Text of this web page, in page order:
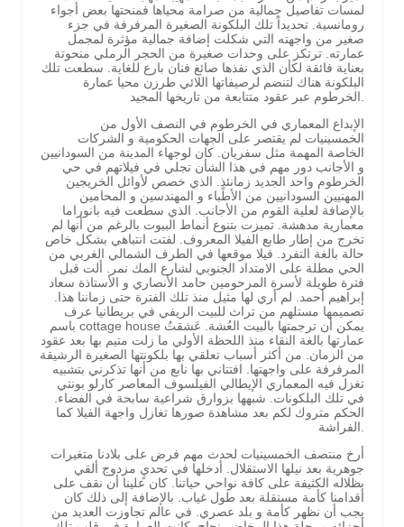
لمسات تفاصيل جمالية من صرامة محياها فمنحتها بعض أجواء
رومانسية. تحديداً تلك البلكونة الصغيرة المرفرفة في جزء
صغير من واجهته التي شكلت إضافة جمالية مؤثرة لمجمل
عمارته. ترتكز على وحدات صغيرة من الحجر الرملي منحوتة
بعناية فائقة لكأن الذي نفذها صائغ فنان بارع للغاية. سطعت تلك
البلكونة هناك لتنضم لرصيفاتها اللائي طرزن محيا عمارة
الإبداع المعماري في الخرطوم في النصف الأول من
الخمسينيات لم يقتصر على الجهات الحكومية و الشركات
الخاصة المهمة مثل سفريان. كان لوجهاء المدينة من السودانيين
و الأجانب دور مهم في هذا الشأن تجلي في فيلاتهم في حي
الخرطوم واحد الجديد زمانئذٍ. الذي خصص لأوائل الخريجين
المهنيين السودانيين من الأطباء و المهندسين و المحامين
بالإضافة لعلية القوم من الأجانب. الذي سطعت فيه بانوراما
معمارية مدهشة. تميزت بتنوع أنماط البيوت بالرغم من أنها لم
تخرج من إطار طابع الفيلا المعروف. لفتت انتباهي بشكل خاص
حالة بالغة التفرد. فيلا موقعها في الطرف الشمالي الغربي من
الحي مطلة على الامتداد الجنوبي لشارع المك نمر. ألت قبل
فترة طويلة لأسرة المرحومين حامد الأنصاري و الأستاذة سعاد
إبراهيم أحمد. لم أري لها مثيل منذ تلك الفترة حتى زماننا هذا.
تصميمها مستلهم من تراث للبيت الريفي في بريطانيا عرف
باسم cottage house يمكن أن ترجمتها بالبيت العُشة. عَشقتُ
عمارتها بالغة النقاء منذ اللحظة الأولي ما زلت متيم بها بعد عقود
من الزمان. من أكثر أسباب تعلقي بها بلكونتها الصغيرة الرشيقة
المرفرفة على واجهتها. افتتاني بها نابع من أنها تذكرني بتشبيه
تغزل فيه المعماري الإيطالي الفيلسوف المعاصر كارلو بونتي
في تلك البلكونات. شبهها بزوارق شراعية سابحة في الفضاء.
الحكم متروك لكم بعد مشاهدة صورها تغازل واجهة الفيلا كما
أرخ منتصف الخمسينيات لحدث مهم فرض على بلادنا متغيرات
جوهرية بعد نيلها الاستقلال. أدخلها في تحديٍ مزدوج ألقي
بظلاله الكثيفة على كافة نواحي حياتنا. كان علينا أن نقف على
أقدامنا كأمة مستقلة بعد طول غياب. بالإضافة إلى ذلك كان
يجب أن نظهر كأمة و بلد عصري. في عالم تجاوزت العديد من